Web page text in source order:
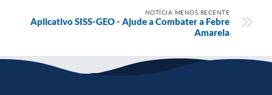
NOTÍCIA MENOS RECENTE
Aplicativo SISS-GEO - Ajude a Combater a Febre
Amarela